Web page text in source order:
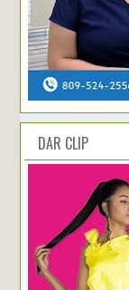
DAR CLIP